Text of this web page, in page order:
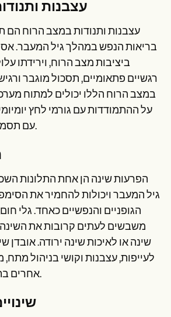
עצבנות
עצבנות ותנודות במצב הרוח הם
בריאות הנפש במהלך גיל המעבר.
ביציבות מצב הרוח, וירידתו
רגשיים פתאומיים, תסכול מוגבר
במצב הרוח הללו יכולים למתוח
על ההתמודדות עם גורמי לחץ
עם תסמינים גופניים אחרים.
הפרעות שינה הן אחת התלונות
גיל המעבר ויכולות להחמיר את
הגופניים והנפשיים כאחד. גלי
משבשים לעתים קרובות את
שינה או לאיכות שינה ירודה. אובדן
לעייפות, עצבנות וקושי בניהול
אחרים בתחום בריאות הנפש.